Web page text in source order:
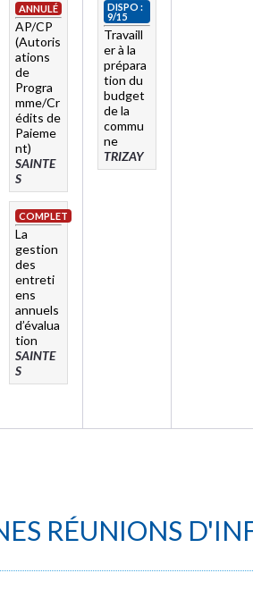
ANNULÉ
AP/CP
(Autoris
ations
de
Progra
mme/Cr
édits de
Paieme
nt)
SAINTE
S
COMPLET
La
gestion
des
entreti
ens
annuels
d’évalua
tion
SAINTE
S
DISPO :
9/15
Travaill
er à la
prépara
tion du
budget
de la
commu
ne
TRIZAY
RÉUNIONS